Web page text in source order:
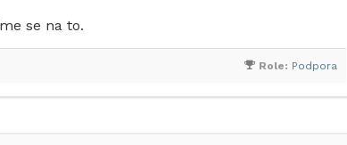
se na to.
Role: Podpora